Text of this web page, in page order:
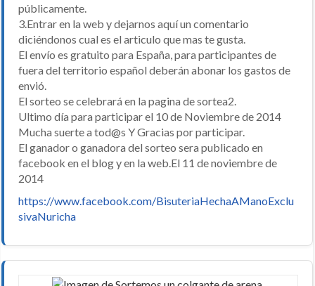
públicamente.
3.Entrar en la web y dejarnos aquí un comentario
diciéndonos cual es el articulo que mas te gusta.
El envío es gratuito para España, para participantes de
fuera del territorio español deberán abonar los gastos de
envió.
El sorteo se celebrará en la pagina de sortea2.
Ultimo día para participar el 10 de Noviembre de 2014
Mucha suerte a tod@s Y Gracias por participar.
El ganador o ganadora del sorteo sera publicado en
facebook en el blog y en la web.El 11 de noviembre de
2014
https://www.facebook.com/BisuteriaHechaAManoExclu
sivaNuricha